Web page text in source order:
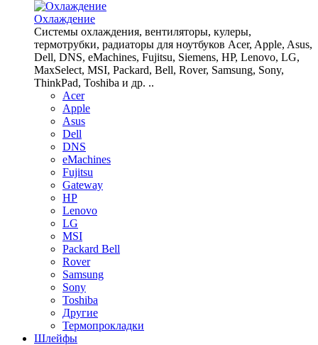
Охлаждение
Системы охлаждения, вентиляторы, кулеры,
термотрубки, радиаторы для ноутбуков Acer, Apple, Asus,
Dell, DNS, eMachines, Fujitsu, Siemens, HP, Lenovo, LG,
MaxSelect, MSI, Packard, Bell, Rover, Samsung, Sony,
ThinkPad, Toshiba и др. ..
Acer
Apple
Asus
Dell
DNS
eMachines
Fujitsu
Gateway
HP
Lenovo
LG
MSI
Packard Bell
Rover
Samsung
Sony
Toshiba
Другие
Термопрокладки
Шлейфы